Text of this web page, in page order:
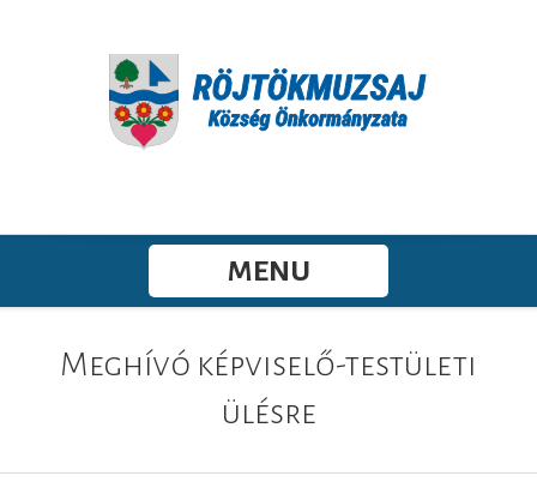
MENU
Meghívó képviselő-testületi
ülésre